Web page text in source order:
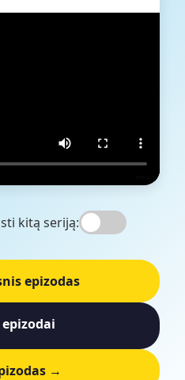
kitą seriją:
epizodas
→